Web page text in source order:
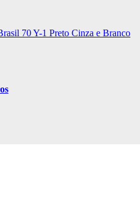
70 Y-1 Preto Cinza e Branco